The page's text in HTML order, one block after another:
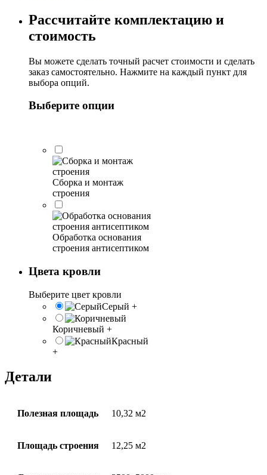
Рассчитайте комплектацию и
стоимость
Вы можете сделать точный расчет стоимости и сделать
заказ самостоятельно. Нажмите на каждый пункт для
выбора опций.
Выберите опции
Сборка и монтаж
строения
Обработка основания
строения антисептиком
Цвета кровли
Выберите цвет кровли
Серый +
Коричневый +
Красный
+
Детали
Полезная площадь 10,32 м2
Площадь строения 12,25 м2